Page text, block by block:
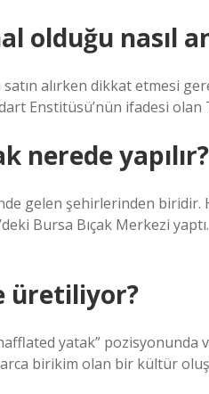
olduğu nasıl
satın alırken dikkat etmesi
Enstitüsü’nün ifadesi olan
nerede yapılır?
gelen şehirlerinden
Bursa Bıçak Merkezi
üretiliyor?
yatak” pozisyonunda
birikim olan bir kültür